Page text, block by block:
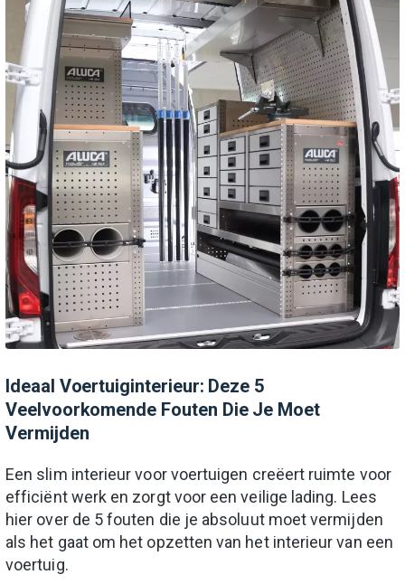
Ideaal Voertuiginterieur: Deze 5
Veelvoorkomende Fouten Die Je Moet
Vermijden
Een slim interieur voor voertuigen creëert ruimte voor
efficiënt werk en zorgt voor een veilige lading. Lees
hier over de 5 fouten die je absoluut moet vermijden
als het gaat om het opzetten van het interieur van een
voertuig.